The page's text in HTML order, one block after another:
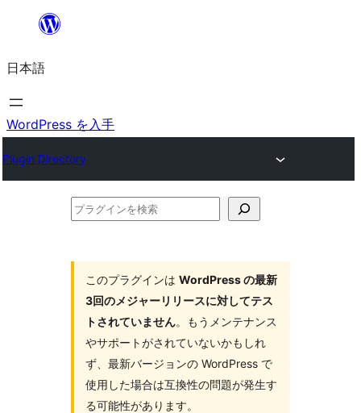
を
ス
キ
プ
日本語
WordPress を入手
Plugin Directory
プ
このプラグインは WordPress の最新
3回のメジャーリリースに対してテス
トされていません。もうメンテナンス
やサポートがされていないかもしれ
ず、最新バージョンの WordPress で
使用した場合は互換性の問題が発生す
る可能性があります。